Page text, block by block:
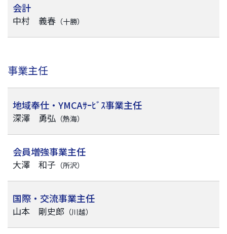
会計
中村 義春 （十勝）
事業主任
地域奉仕・YMCAｻｰﾋﾞｽ事業主任
深澤 勇弘 （熱海）
会員増強事業主任
大澤 和子 （所沢）
国際・交流事業主任
山本 剛史郎 （川越）